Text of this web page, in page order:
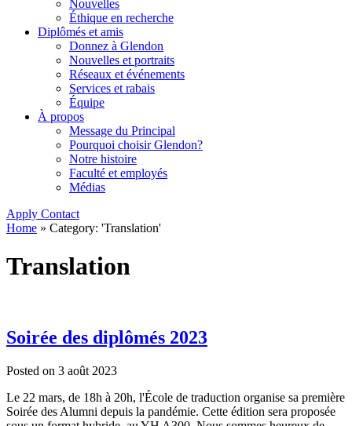
Nouvelles
Éthique en recherche
Diplômés et amis
Donnez à Glendon
Nouvelles et portraits
Réseaux et événements
Services et rabais
Équipe
À propos
Message du Principal
Pourquoi choisir Glendon?
Notre histoire
Faculté et employés
Médias
Apply Contact
Home » Category: 'Translation'
Translation
Soirée des diplômés 2023
Posted on 3 août 2023
Le 22 mars, de 18h à 20h, l'École de traduction organise sa première
Soirée des Alumni depuis la pandémie. Cette édition sera proposée